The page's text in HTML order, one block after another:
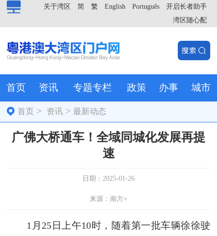
开启长者助手
Português
English
繁
简
关于湾区
湾区随心配
首页 资讯 专题专栏 政策 办事 城市
首页 > 资讯 >最新动态
广佛大桥通车！全域同城化发展再提
速
日期：2025-01-26
来源：南方+
1月25日上午10时，随着第一批车辆徐徐驶